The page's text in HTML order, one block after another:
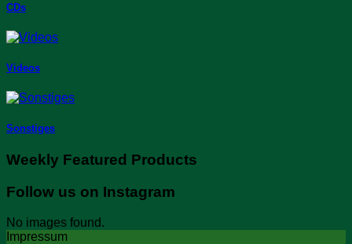
CDs
Videos
Sonstiges
Weekly Featured Products
Follow us on Instagram
No images found.
Impressum